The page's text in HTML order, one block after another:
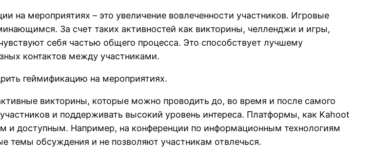
на мероприятиях – это увеличение вовлеченности участников. Игровые
За счет таких активностей как викторины, челленджи и игры,
себя частью общего процесса. Это способствует лучшему
контактов между участниками.
геймификацию на мероприятиях.
викторины, которые можно проводить до, во время и после самого
и поддерживать высокий уровень интереса. Платформы, как Kahoot
и доступным. Например, на конференции по информационным технологиям
темы обсуждения и не позволяют участникам отвлечься.